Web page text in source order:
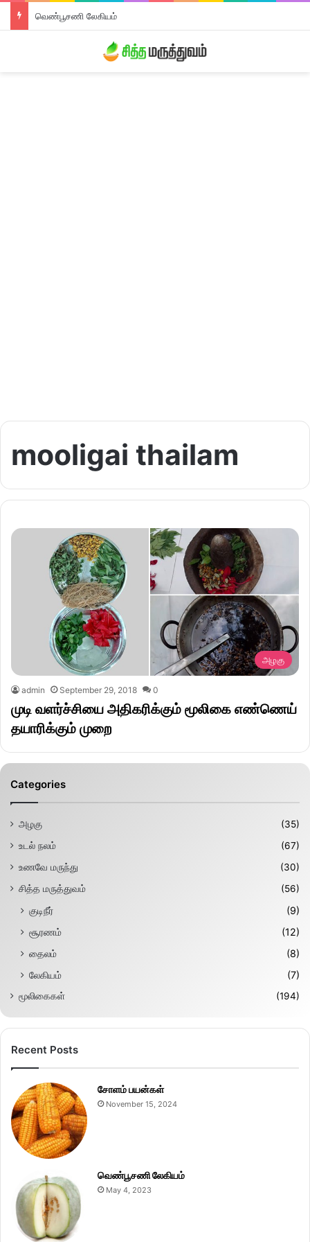
வெண்பூசணி லேகியம்
mooligai thailam
அழகு
admin September 29, 2018 0
முடி வளர்ச்சியை அதிகரிக்கும் மூலிகை எண்ணெய்
தயாரிக்கும் முறை
Categories
அழகு
(35)
உடல் நலம்
(67)
உணவே மருந்து
(30)
சித்த மருத்துவம்
(56)
குடிநீர்
(9)
சூரணம்
(12)
தைலம்
(8)
லேகியம்
(7)
மூலிகைகள் (194)
Recent Posts
சோளம் பயன்கள்
November 15, 2024
வெண்பூசணி லேகியம்
May 4, 2023